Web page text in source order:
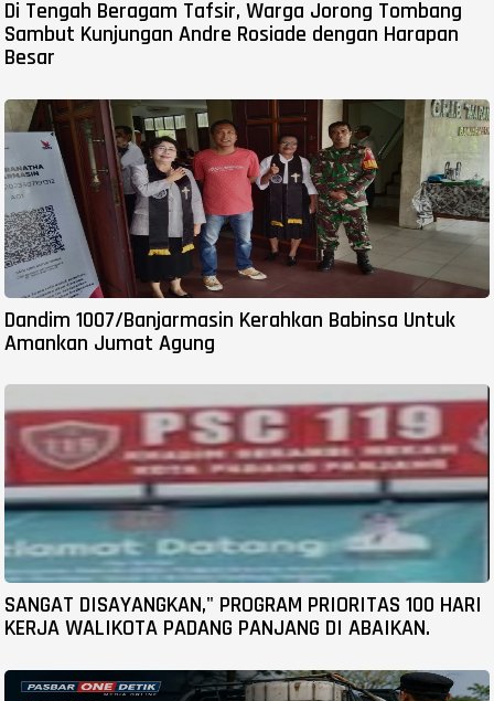
Di Tengah Beragam Tafsir, Warga Jorong Tombang
Sambut Kunjungan Andre Rosiade dengan Harapan
Besar
Dandim 1007/Banjarmasin Kerahkan Babinsa Untuk
Amankan Jumat Agung
SANGAT DISAYANGKAN," PROGRAM PRIORITAS 100 HARI
KERJA WALIKOTA PADANG PANJANG DI ABAIKAN.